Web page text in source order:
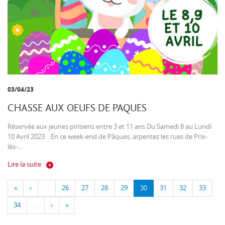
03/04/23
CHASSE AUX OEUFS DE PAQUES
Réservée aux jeunes pirisiens entre 3 et 11 ans Du Samedi 8 au Lundi
10 Avril 2023 En ce week-end de Pâques, arpentez les rues de Prix-
lès-...
Lire la suite
« ‹ … 26 27 28 29 30 31 32 33
34 … › »